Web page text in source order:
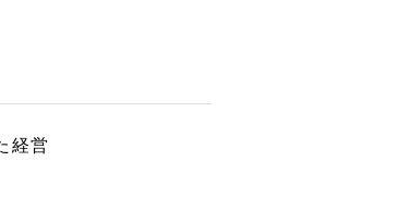
経営